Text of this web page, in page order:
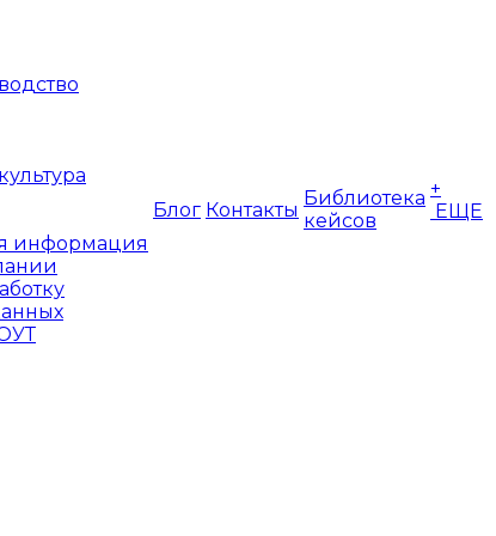
информация
Блог Контакты
Библиотека
кейсов
+
ЕЩЕ